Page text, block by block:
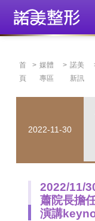
首
頁
> 媒體
專區
> 諾美
新訊
2022-11-30
2022/11/
蕭院長擔
演講